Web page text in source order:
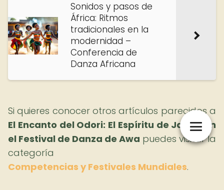
Sonidos y pasos de
África: Ritmos
tradicionales en la
modernidad –
Conferencia de
Danza Africana
Si quieres conocer otros artículos parecidos a
El Encanto del Odori: El Espíritu de Japón en
el Festival de Danza de Awa puedes visitar la
categoría
Competencias y Festivales Mundiales.